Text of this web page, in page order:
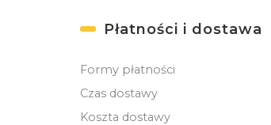
Płatności i dostawa
Formy płatności
Czas dostawy
Koszta dostawy